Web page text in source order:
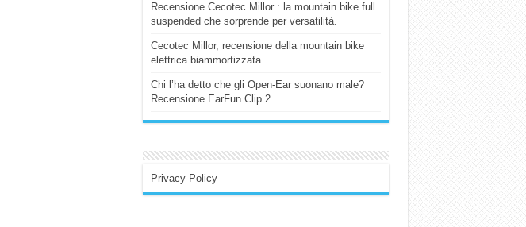
Recensione Cecotec Millor : la mountain bike full
suspended che sorprende per versatilità.
Cecotec Millor, recensione della mountain bike
elettrica biammortizzata.
Chi l’ha detto che gli Open-Ear suonano male?
Recensione EarFun Clip 2
Privacy Policy